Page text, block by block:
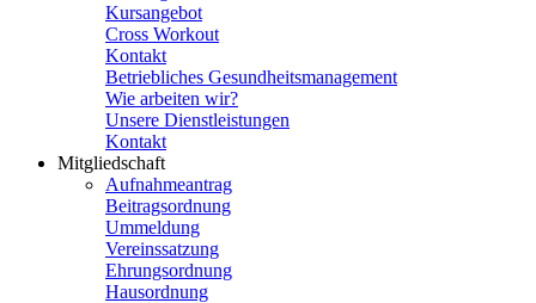
Kursangebot
Cross Workout
Kontakt
Betriebliches Gesundheitsmanagement
Wie arbeiten wir?
Unsere Dienstleistungen
Kontakt
Mitgliedschaft
Aufnahmeantrag
Beitragsordnung
Ummeldung
Vereinssatzung
Ehrungsordnung
Hausordnung